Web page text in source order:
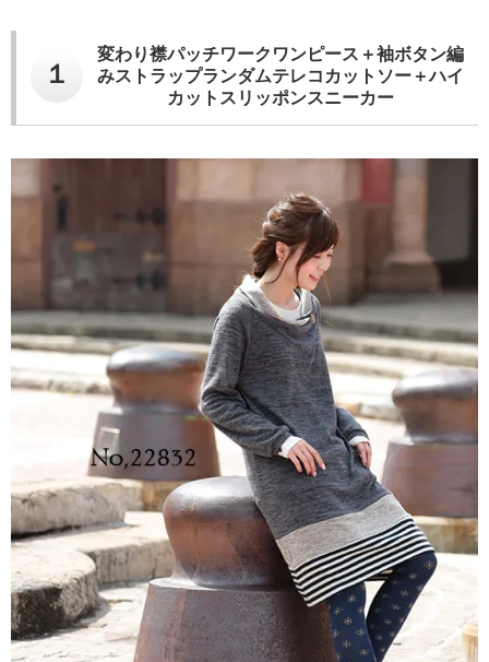
１
変わり襟パッチワークワンピース＋袖ボタン編
みストラップランダムテレコカットソー＋ハイ
カットスリッポンスニーカー